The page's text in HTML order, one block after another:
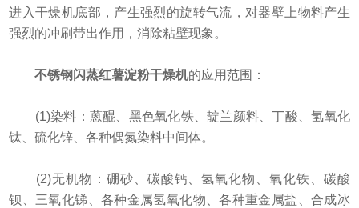
进入干燥机底部，产生强烈的旋转气流，对器壁上物料产生
强烈的冲刷带出作用，消除粘壁现象。
不锈钢闪蒸红薯淀粉干燥机的应用范围：
(1)染料：蒽醌、黑色氧化铁、靛兰颜料、丁酸、氢氧化
钛、硫化锌、各种偶氮染料中间体。
(2)无机物：硼砂、碳酸钙、氢氧化物、氧化铁、碳酸
钡、三氧化锑、各种金属氢氧化物、各种重金属盐、合成冰